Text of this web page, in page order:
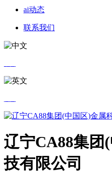
ai动态
联系我们
辽宁CA88集团
技有限公司